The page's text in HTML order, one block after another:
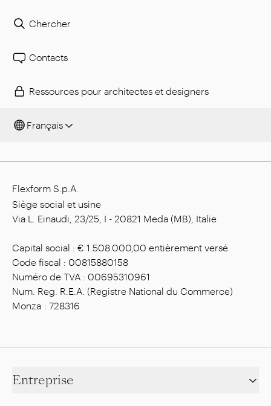
Chercher
Contacts
Ressources pour architectes et designers
Français
Flexform S.p.A.
Siège social et usine
Via L. Einaudi, 23/25, I - 20821 Meda (MB), Italie
Capital social : € 1.508.000,00 entièrement versé
Code fiscal : 00815880158
Numéro de TVA : 00695310961
Num. Reg. R.E.A. (Registre National du Commerce)
Monza : 728316
Entreprise